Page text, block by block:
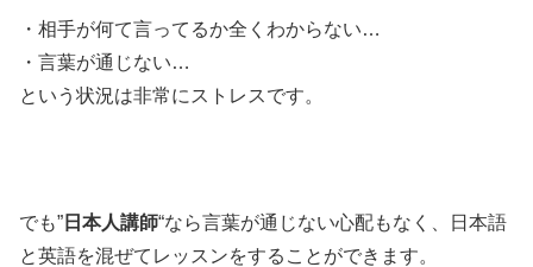
・相手が何て言ってるか全くわからない…
・言葉が通じない…
という状況は非常にストレスです。
でも” 日本人講師“なら言葉が通じない心配もなく、日本語
と英語を混ぜてレッスンをすることができます。